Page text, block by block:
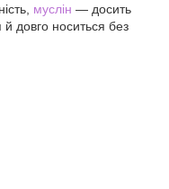
муслін — досить
довго носиться без